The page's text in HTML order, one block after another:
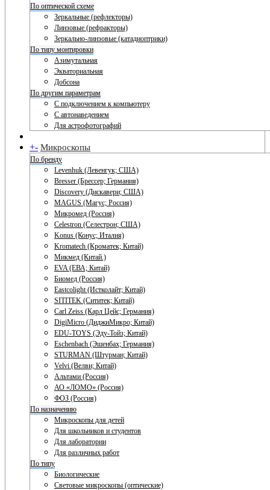
По оптической схеме
Зеркальные (рефлекторы)
Линзовые (рефракторы)
Зеркально-линзовые (катадиоптрики)
По типу монтировки
Азимутальная
Экваториальная
Добсона
По другим параметрам
С подключением к компьютеру
С автонаведением
Для астрофотографий
+- Микроскопы
По бренду
Levenhuk (Левенгук; США)
Bresser (Брессер; Германия)
Discovery (Дискавери; США)
MAGUS (Магус; Россия)
Микромед (Россия)
Celestron (Селестрон; США)
Konus (Конус; Италия)
Kromatech (Кроматек; Китай)
Микмед (Китай.)
EVA (ЕВА; Китай)
Биомед (Россия)
Eastcolight (Истколайт; Китай)
SITITEK (Сититек; Китай)
Carl Zeiss (Карл Цейс; Германия)
DigiMicro (ДиджиМикро; Китай)
EDU-TOYS (Эду-Тойз; Китай)
Eschenbach (Эшенбах; Германия)
STURMAN (Штурман; Китай)
Velvi (Велви; Китай)
Альтами (Россия)
АО «ЛОМО» (Россия)
ФОЗ (Россия)
По назначению
Микроскопы для детей
Для школьников и студентов
Для лаборатории
Для различных работ
По типу
Биологические
Световые микроскопы (оптические)